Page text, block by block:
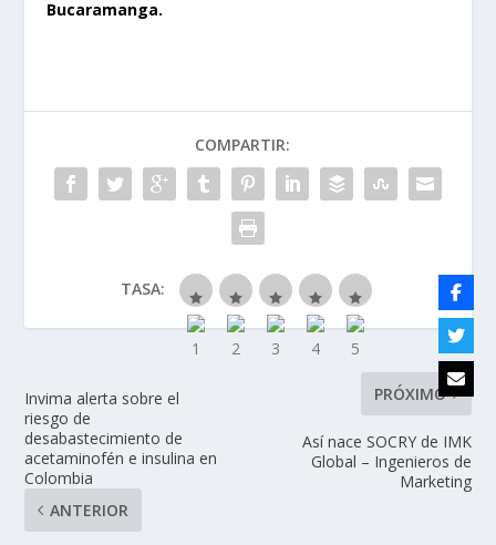
Bucaramanga.
COMPARTIR:
TASA:
Invima alerta sobre el
riesgo de
desabastecimiento de
acetaminofén e insulina en
Colombia
ANTERIOR
PRÓXIMO
Así nace SOCRY de IMK
Global – Ingenieros de
Marketing